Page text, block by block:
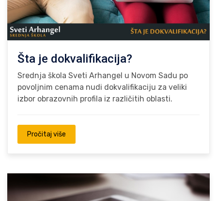
Šta je dokvalifikacija?
Srednja škola Sveti Arhangel u Novom Sadu po
povoljnim cenama nudi dokvalifikaciju za veliki
izbor obrazovnih profila iz različitih oblasti.
Pročitaj više